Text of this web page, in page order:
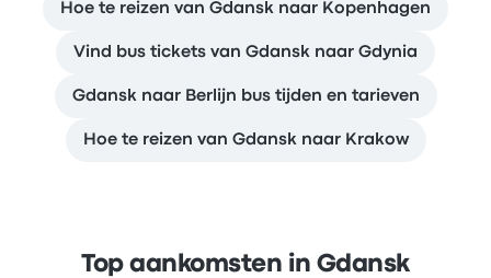
Hoe te reizen van Gdansk naar Kopenhagen
Vind bus tickets van Gdansk naar Gdynia
Gdansk naar Berlijn bus tijden en tarieven
Hoe te reizen van Gdansk naar Krakow
Top aankomsten in Gdansk